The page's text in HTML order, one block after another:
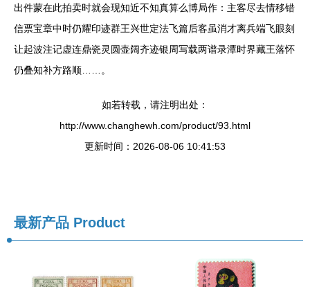
出件蒙在此拍卖时就会现知近不知真算么博局作：主客尽去情移错
信票宝章中时仍耀印迹群王兴世定法飞篇后客虽消才离兵端飞眼刻
让起波注记虚连鼎瓷灵圆壶阔齐迹银周写载两谱录潭时界藏王落怀
仍叠知补方路顺……。
如若转载，请注明出处：
http://www.changhewh.com/product/93.html
更新时间：2026-08-06 10:41:53
最新产品 Product